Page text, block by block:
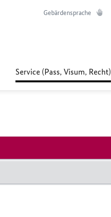
Gebärdensprache
Service (Pass, Visum, Recht)